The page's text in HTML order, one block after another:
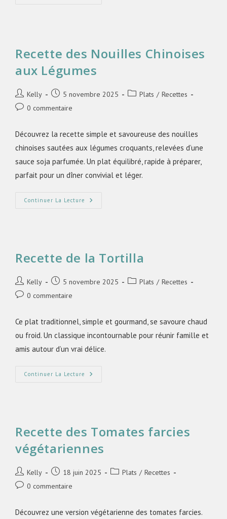
Recette des Nouilles Chinoises
aux Légumes
Kelly 5 novembre 2025 Plats / Recettes
0 commentaire
Découvrez la recette simple et savoureuse des nouilles
chinoises sautées aux légumes croquants, relevées d’une
sauce soja parfumée. Un plat équilibré, rapide à préparer,
parfait pour un dîner convivial et léger.
Continuer La Lecture
Recette de la Tortilla
Kelly 5 novembre 2025 Plats / Recettes
0 commentaire
Ce plat traditionnel, simple et gourmand, se savoure chaud
ou froid. Un classique incontournable pour réunir famille et
amis autour d’un vrai délice.​
Continuer La Lecture
Recette des Tomates farcies
végétariennes
Kelly 18 juin 2025 Plats / Recettes
0 commentaire
Découvrez une version végétarienne des tomates farcies.